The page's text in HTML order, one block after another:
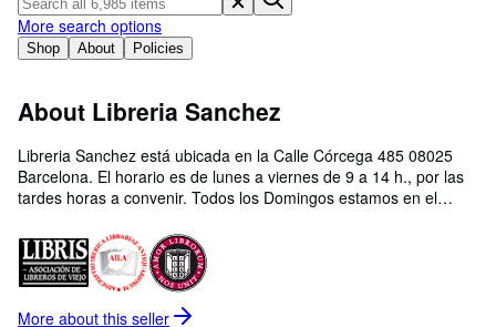
Start Selling
Help
CLOSE
Shop About Policies
More search options
About Libreria Sanchez
Libreria Sanchez está ubicada en la Calle Córcega 485 08025
Barcelona. El horario es de lunes a viernes de 9 a 14 h., por las
tardes horas a convenir. Todos los Domingos estamos en el
More about this seller